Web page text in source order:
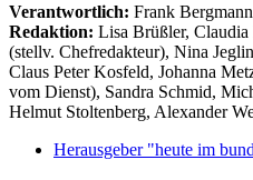
Verantwortlich: Frank
Redaktion: Lisa Brüßler,
(stellv. Chefredakteur), Nina
Claus Peter Kosfeld, Johanna
vom Dienst), Sandra Schmid,
Helmut Stoltenberg, Alexander
Herausgeber "heute im